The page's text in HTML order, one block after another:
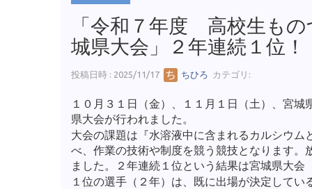
「令和７年度 高校生も
城県大会」２年連続１位！
投稿日時 : 2025/11/17 ちひろ カテゴリ:
１０月３１日（金）、１１月１日（土）、宮
県大会が行われました。
大会の課題は『水溶液中に含まれるカルシウ
べ、作業の技術や制度を競う競技となります
ました。２年連続１位という結果は宮城県大
１位の選手（２年）は、既に出場が決定して